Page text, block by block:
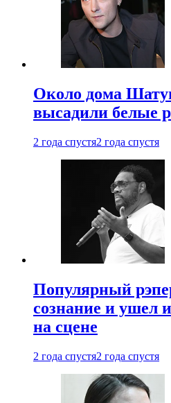
Около дома
высадили белые
2 года спустя2 года спустя
Популярный
сознание и ушел
на сцене
2 года спустя2 года спустя